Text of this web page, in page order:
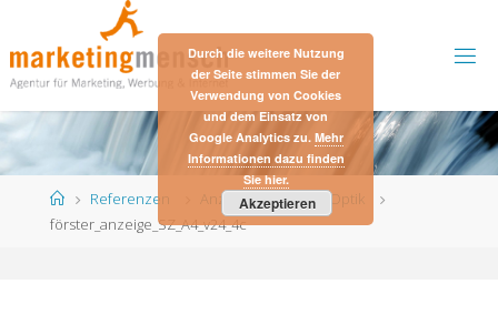
content
HomeReferenzen
Anzeige für Förster Optik
förster_anzeige_SZ_A4_v24_4c
Durch die weitere Nutzung
der Seite stimmen Sie der
Verwendung von Cookies
und dem Einsatz von
Google Analytics zu. Mehr
Informationen dazu finden
Sie hier.
Akzeptieren